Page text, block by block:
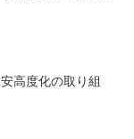
高度化の取り組